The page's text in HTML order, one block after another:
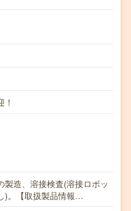
製造、溶接検査(溶接ロボッ
)。【取扱製品情報…